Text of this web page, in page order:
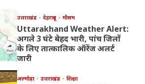
उत्तराखंड देहरादून मौसम
Uttarakhand Weather Alert:
अगले 3 घंटे बेहद भारी, पांच जिलों
के लिए तात्कालिक ऑरेंज अलर्ट
जारी
अल्मोड़ा उत्तराखंड शिक्षा